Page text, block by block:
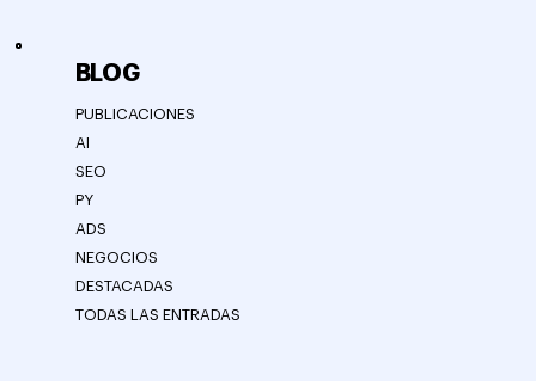
BLOG
PUBLICACIONES
AI
SEO
PY
ADS
NEGOCIOS
DESTACADAS
TODAS LAS ENTRADAS